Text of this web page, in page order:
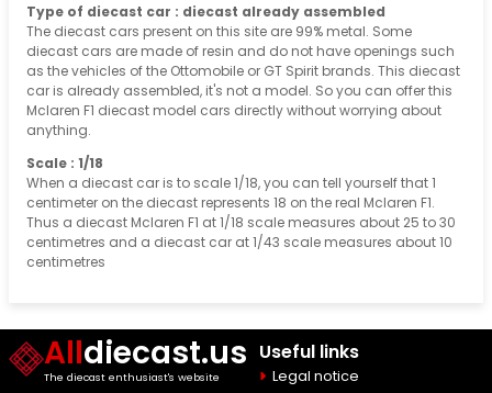
Type of diecast car : diecast already assembled
The diecast cars present on this site are 99% metal. Some
diecast cars are made of resin and do not have openings such
as the vehicles of the Ottomobile or GT Spirit brands. This diecast
car is already assembled, it's not a model. So you can offer this
Mclaren F1 diecast model cars directly without worrying about
anything.
Scale : 1/18
When a diecast car is to scale 1/18, you can tell yourself that 1
centimeter on the diecast represents 18 on the real Mclaren F1.
Thus a diecast Mclaren F1 at 1/18 scale measures about 25 to 30
centimetres and a diecast car at 1/43 scale measures about 10
centimetres
Alldiecast.us
The diecast enthusiast's website
Useful links
Legal notice